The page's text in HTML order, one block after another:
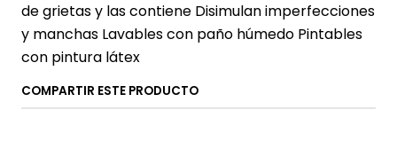
de grietas y las contiene Disimulan imperfecciones
y manchas Lavables con paño húmedo Pintables
con pintura látex
COMPARTIR ESTE PRODUCTO